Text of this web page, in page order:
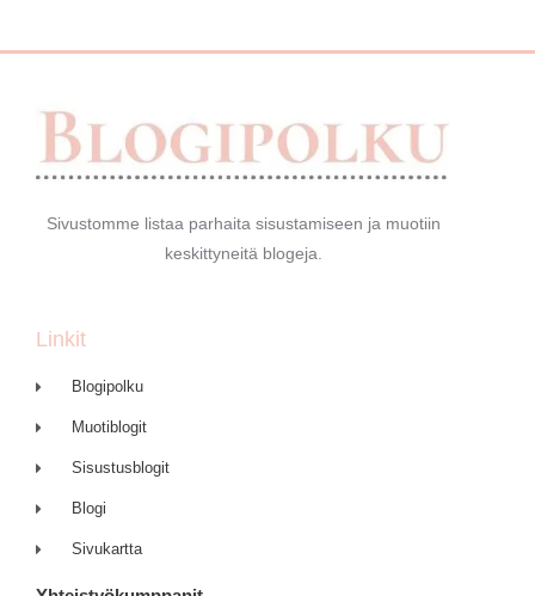
Sivustomme listaa parhaita sisustamiseen ja muotiin
keskittyneitä blogeja.
Linkit
Blogipolku
Muotiblogit
Sisustusblogit
Blogi
Sivukartta